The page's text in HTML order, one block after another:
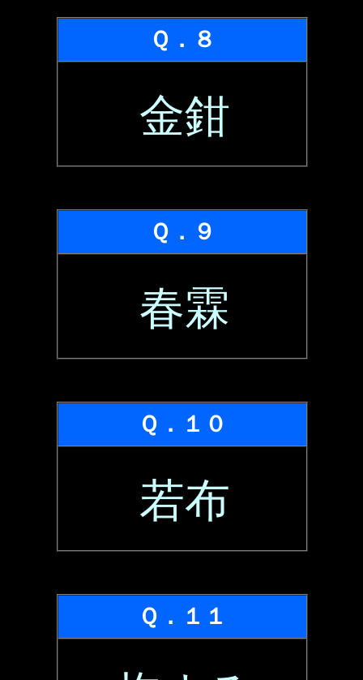
Ｑ．８
金鉗
Ｑ．９
春霖
Ｑ．１０
若布
Ｑ．１１